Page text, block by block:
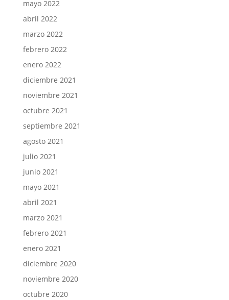
mayo 2022
abril 2022
marzo 2022
febrero 2022
enero 2022
diciembre 2021
noviembre 2021
octubre 2021
septiembre 2021
agosto 2021
julio 2021
junio 2021
mayo 2021
abril 2021
marzo 2021
febrero 2021
enero 2021
diciembre 2020
noviembre 2020
octubre 2020